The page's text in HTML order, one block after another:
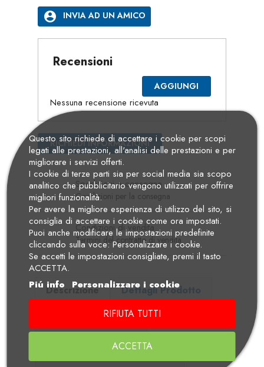
account_circle INVIA AD UN AMICO
Recensioni
AGGIUNGI
Nessuna recensione ricevuta
RICHIEDI INFORMAZIONI
Spedizioni e consegna
Condizioni per la consegna
Condizioni di vendita
Termini del contratto di vendita
Descrizione Dettagli Prodotto
Adatto per i modelli
Dettaglio ed Istruzioni in formato pdf
Questo sito richiede di accettare i cookie per scopi
legati alle prestazioni, all'analisi delle prestazioni e per
migliorare i servizi offerti.
I cookie di terze parti sia per social media sia scopo
analitico che pubblicitario vengono utilizzati per offrire
migliori funzionalità.
Per avere la migliore esperienza di utilizzo del sito, si
consiglia di accettare i cookie come ora impostati.
Puoi anche modificare le impostazioni predefinite
cliccando sulla voce: Personalizzare i cookie.
Se accetti le impostazioni consigliate, premi il tasto
ACCETTA.
Piú info
Personalizzare i cookie
RIFIUTA TUTTI
ACCETTA